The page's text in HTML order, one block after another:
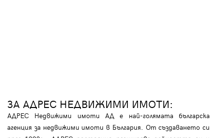
ЗА АДРЕС НЕДВИЖИМИ ИМОТИ:
АДРЕС Недвижими имоти АД е най-голямата българска
агенция за недвижими имоти в България. От създаването си